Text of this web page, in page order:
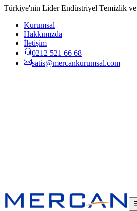
Türkiye'nin Lider Endüstriyel Temizlik
Kurumsal
Hakkımızda
İletişim
0212 521 66 68
satis@mercankurumsal.com